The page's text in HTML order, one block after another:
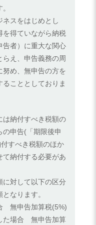
ネスをはじめとし
を得ていながら納税
告者）に重大な関心
え、申告義務の周
努め、無申告の方を
こととしておりま
は納付すべき税額の
申告(「期限後申
すべき税額のほか
て納付する必要があ
に対して以下の区分
なります。
無申告加算税(5%)
た場合 無申告加算